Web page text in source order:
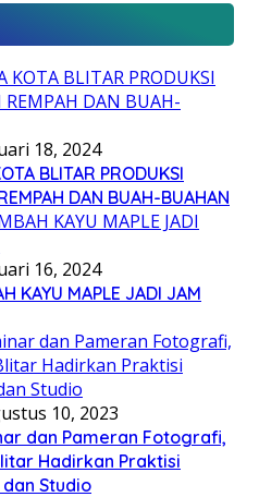
18, 2024
BLITAR PRODUKSI
DAN BUAH-BUAHAN
16, 2024
KAYU MAPLE JADI JAM
10, 2023
dan Pameran Fotografi,
Hadirkan Praktisi
Studio